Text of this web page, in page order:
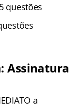
questões
Assinatura
a